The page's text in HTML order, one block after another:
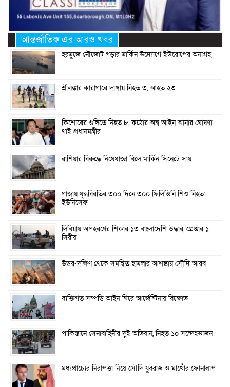
আন্তর্জাতিক এর আরও খবর
হরমুজে নৌজোট গড়ার মার্কিন উদ্যোগে ইউরোপের অনাগ্রহ
শ্রীলঙ্কার কারাগারে দাঙ্গায় নিহত ৩, আহত ২৩
কিশোরের গুলিতে নিহত ৮, কঠোর অস্ত্র আইন আনার ঘোষণা
থাই প্রধানমন্ত্রীর
রাশিয়ার বিরুদ্ধে নিষেধাজ্ঞা বিলে মার্কিন সিনেটে সায়
গাজায় যুদ্ধবিরতির ৩০০ দিনে ৩০০ ফিলিস্তিনি শিশু নিহত:
ইউনিসেফ
লিবিয়ায় অপহরণের শিকার ১৩ বাংলাদেশি উদ্ধার, গ্রেপ্তার ১
সিরীয়
উত্তর-দক্ষিণ থেকে সমন্বিত হামলার আশঙ্কায় সৌদি আরব
ব্যক্তিগত সম্পত্তি আইন ঘিরে আর্জেন্টিনায় বিক্ষোভ
পাকিস্তানে সেনাবাহিনীর দুই অভিযান, নিহত ১০ সন্দেহভাজন
মধ্যপ্রাচ্যের নিরাপত্তা নিয়ে সৌদি যুবরাজ ও মাখোঁর ফোনালাপ